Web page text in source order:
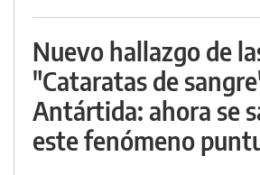
Nuevo hallazgo de
"Cataratas de
Antártida: ahora se
este fenómeno